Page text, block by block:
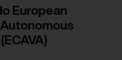
European